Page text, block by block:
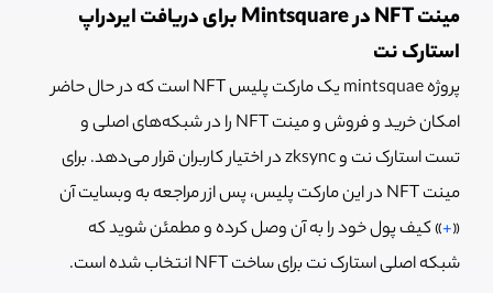
مینت NFT در Mintsquare برای دریافت ایردراپ
استارک نت
پروژه mintsquae یک مارکت پلیس NFT است که در حال حاضر
امکان خرید و فروش و مینت NFT را در شبکه‌های اصلی و
تست استارک نت و zksync در اختیار کاربران قرار می‌دهد. برای
مینت NFT در این مارکت پلیس، پس ازر مراجعه به وبسایت آن
«
+» کیف پول خود را به آن وصل کرده و مطمئن شوید که
شبکه اصلی استارک نت برای ساخت NFT انتخاب شده است.